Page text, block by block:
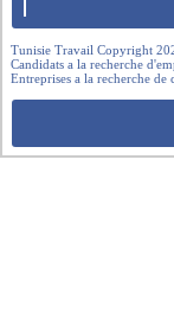
Tunisie Travail Copyright
Candidats a la recherche
Entreprises a la recherche